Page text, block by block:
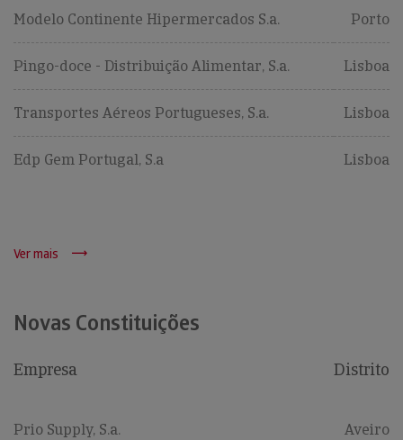
Modelo Continente Hipermercados S.a. Porto
Pingo-doce - Distribuição Alimentar, S.a. Lisboa
Transportes Aéreos Portugueses, S.a. Lisboa
Edp Gem Portugal, S.a Lisboa
Ver mais
Novas Constituições
Empresa Distrito
Prio Supply, S.a. Aveiro